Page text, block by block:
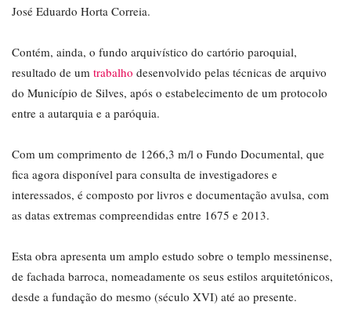
José Eduardo Horta Correia.
Contém, ainda, o fundo arquivístico do cartório paroquial,
resultado de um trabalho desenvolvido pelas técnicas de arquivo
do Município de Silves, após o estabelecimento de um protocolo
entre a autarquia e a paróquia.
Com um comprimento de 1266,3 m/l o Fundo Documental, que
fica agora disponível para consulta de investigadores e
interessados, é composto por livros e documentação avulsa, com
as datas extremas compreendidas entre 1675 e 2013.
Esta obra apresenta um amplo estudo sobre o templo messinense,
de fachada barroca, nomeadamente os seus estilos arquitetónicos,
desde a fundação do mesmo (século XVI) até ao presente.